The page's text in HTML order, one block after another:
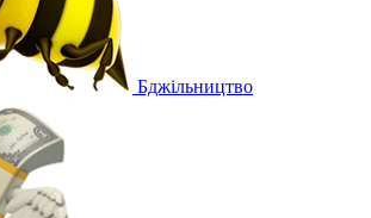
Бджільництво